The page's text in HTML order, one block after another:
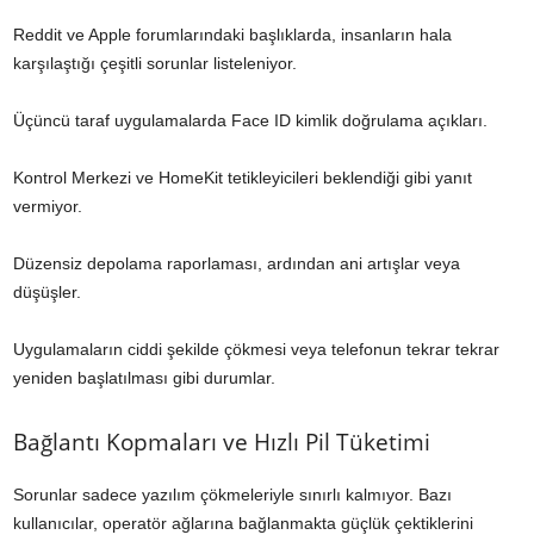
Reddit ve Apple forumlarındaki başlıklarda, insanların hala
karşılaştığı çeşitli sorunlar listeleniyor.
Üçüncü taraf uygulamalarda Face ID kimlik doğrulama açıkları.
Kontrol Merkezi ve HomeKit tetikleyicileri beklendiği gibi yanıt
vermiyor.
Düzensiz depolama raporlaması, ardından ani artışlar veya
düşüşler.
Uygulamaların ciddi şekilde çökmesi veya telefonun tekrar tekrar
yeniden başlatılması gibi durumlar.
Bağlantı Kopmaları ve Hızlı Pil Tüketimi
Sorunlar sadece yazılım çökmeleriyle sınırlı kalmıyor. Bazı
kullanıcılar, operatör ağlarına bağlanmakta güçlük çektiklerini